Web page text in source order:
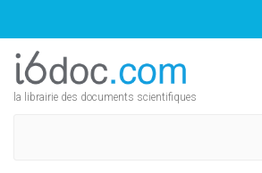
la librairie des documents scientifiques